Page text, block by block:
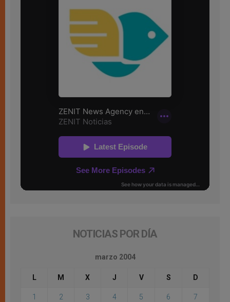
NOTICIAS POR DÍA
marzo 2004
L M X J V S D
1 2 3 4 5 6 7